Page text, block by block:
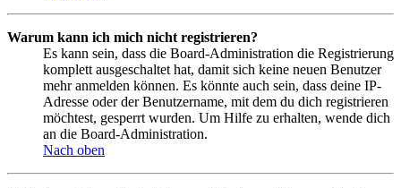
Warum kann ich mich nicht registrieren?
Es kann sein, dass die Board-Administration die Registrierung
komplett ausgeschaltet hat, damit sich keine neuen Benutzer
mehr anmelden können. Es könnte auch sein, dass deine IP-
Adresse oder der Benutzername, mit dem du dich registrieren
möchtest, gesperrt wurden. Um Hilfe zu erhalten, wende dich
an die Board-Administration.
Nach oben